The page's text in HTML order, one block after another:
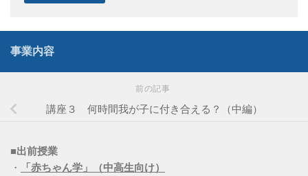
事業内容
前の記事
講座３ 何時間我が子に付き合える？（中編）
■出前授業
・
「赤ちゃん学」（中高生向け）